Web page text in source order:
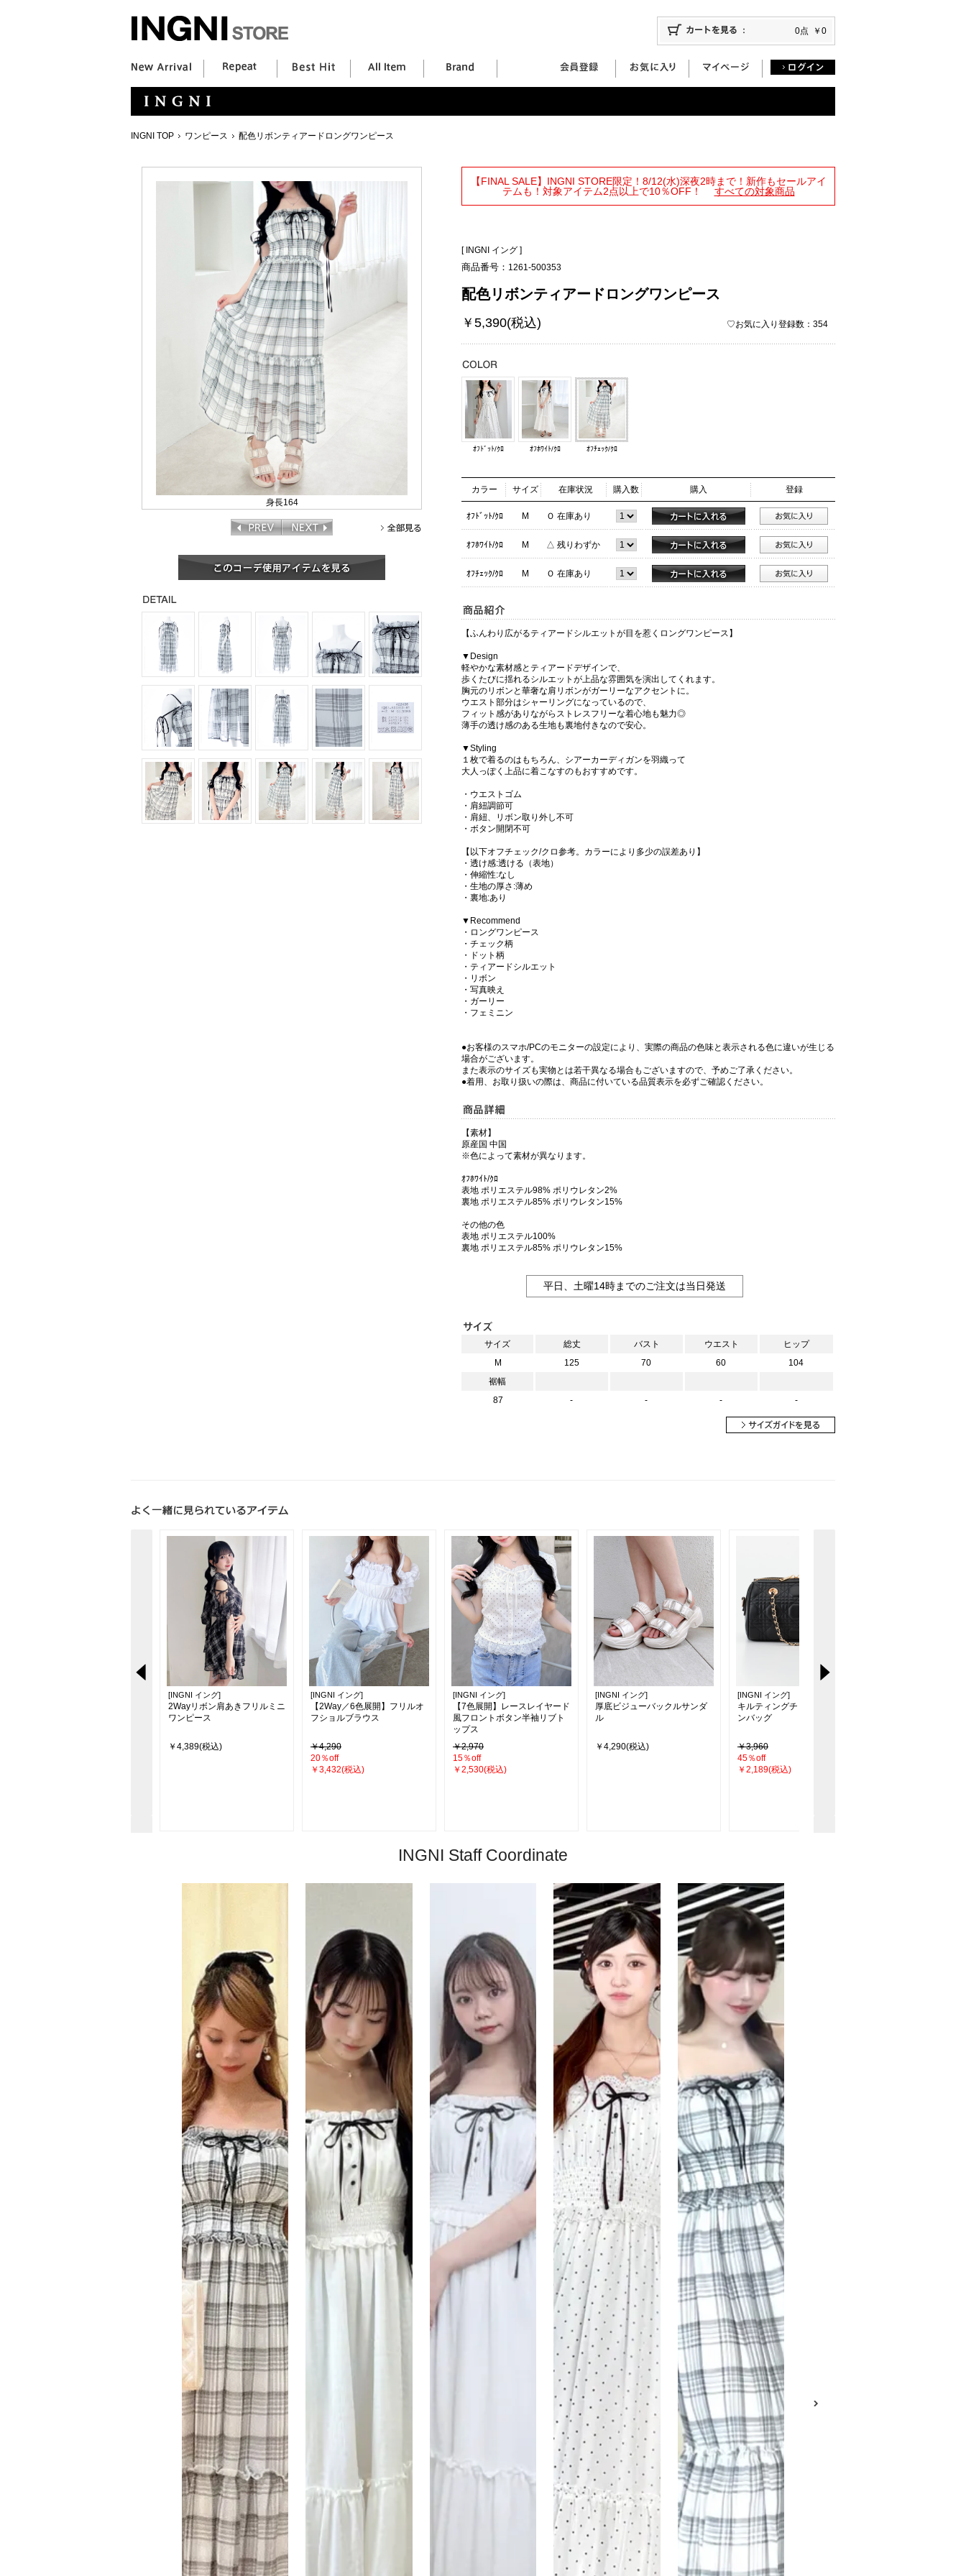
0点 ￥0
INGNI TOP ワンピース 配色リボンティアードロングワンピース
身長164
【FINAL SALE】INGNI STORE限定！8/12(水)深夜2時まで！新作もセールアイ
テムも！対象アイテム2点以上で10％OFF！
すべての対象商品
[ INGNI イング ]
商品番号： 1261-500353
配色リボンティアードロングワンピース
￥5,390(税込) ♡お気に入り登録数：354
ｵﾌﾄﾞｯﾄ/ｸﾛ ｵﾌﾎﾜｲﾄ/ｸﾛ ｵﾌﾁｪｯｸ/ｸﾛ
カラー サイズ 在庫状況 購入数 購入 登録
ｵﾌﾄﾞｯﾄ/ｸﾛ M Ｏ 在庫あり
ｵﾌﾎﾜｲﾄ/ｸﾛ M △ 残りわずか
ｵﾌﾁｪｯｸ/ｸﾛ M Ｏ 在庫あり
【ふんわり広がるティアードシルエットが目を惹くロングワンピース】
▼Design
軽やかな素材感とティアードデザインで、
歩くたびに揺れるシルエットが上品な雰囲気を演出してくれます。
胸元のリボンと華奢な肩リボンがガーリーなアクセントに。
ウエスト部分はシャーリングになっているので、
フィット感がありながらストレスフリーな着心地も魅力◎
薄手の透け感のある生地も裏地付きなので安心。
▼Styling
１枚で着るのはもちろん、シアーカーディガンを羽織って
大人っぽく上品に着こなすのもおすすめです。
・ウエストゴム
・肩紐調節可
・肩紐、リボン取り外し不可
・ボタン開閉不可
【以下オフチェック/クロ参考。カラーにより多少の誤差あり】
・透け感:透ける（表地）
・伸縮性:なし
・生地の厚さ:薄め
・裏地:あり
▼Recommend
・ロングワンピース
・チェック柄
・ドット柄
・ティアードシルエット
・リボン
・写真映え
・ガーリー
・フェミニン
●お客様のスマホ/PCのモニターの設定により、実際の商品の色味と表示される色に違いが生じる
場合がございます。
また表示のサイズも実物とは若干異なる場合もございますので、予めご了承ください。
●着用、お取り扱いの際は、商品に付いている品質表示を必ずご確認ください。
【素材】
原産国 中国
※色によって素材が異なります。
ｵﾌﾎﾜｲﾄ/ｸﾛ
表地 ポリエステル98% ポリウレタン2%
裏地 ポリエステル85% ポリウレタン15%
その他の色
表地 ポリエステル100%
裏地 ポリエステル85% ポリウレタン15%
平日、土曜14時までのご注文は当日発送
サイズ 総丈 バスト ウエスト
ヒップ
M
125 70 60
104
裾幅
87
- - - -
[INGNI イング]
2Wayリボン肩あきフリルミニ
ワンピース
￥4,389(税込)
[INGNI イング]
【2Way／6色展開】フリルオ
フショルブラウス
￥4,290
20％off
￥3,432(税込)
[INGNI イング]
【7色展開】レースレイヤード
風フロントボタン半袖リブト
ップス
￥2,970
15％off
￥2,530(税込)
[INGNI イング]
厚底ビジューバックルサンダ
ル
￥4,290(税込)
[INGNI イング]
キルティングチェーンボスト
ンバッグ
￥3,960
45％off
￥2,189(税込)
INGNI Staff Coordinate